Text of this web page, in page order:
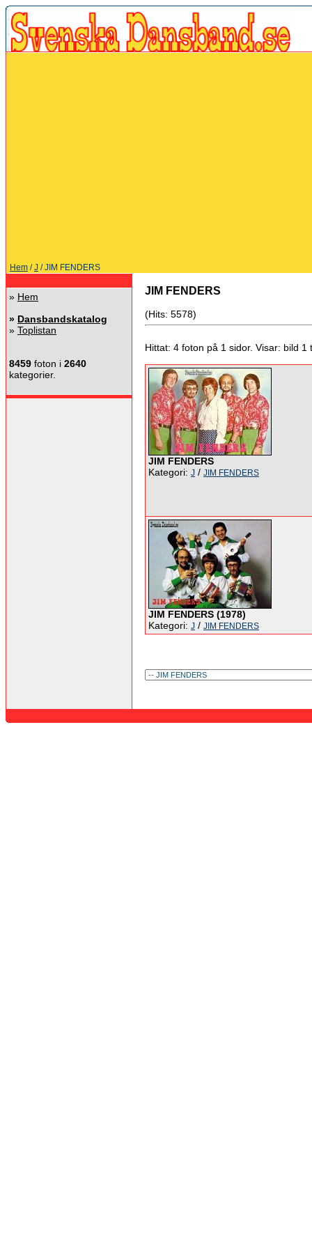
Hem /J / JIM FENDERS
» Hem
» Dansbandskatalog
» Toplistan
8459 foton i 2640
kategorier.
JIM FENDERS
(Hits: 5578)
Hittat: 4 foton på 1 sidor. Visar: bild 1
JIM FENDERS
Kategori: J / JIM FENDERS
JIM FENDERS (1978)
Kategori: J / JIM FENDERS